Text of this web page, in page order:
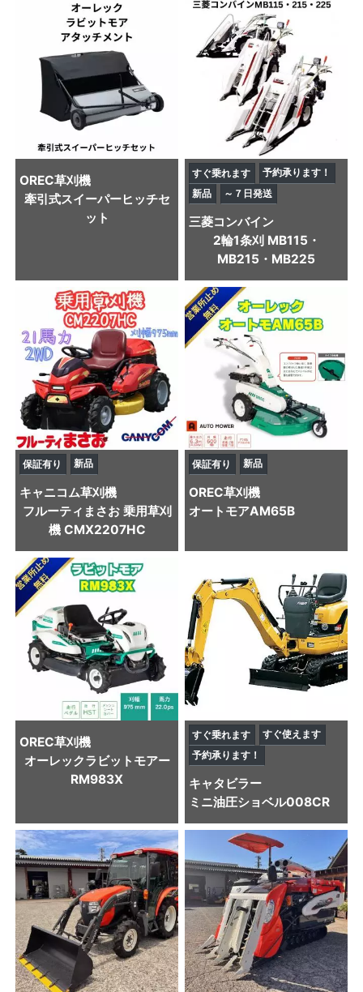
OREC草刈機
牽引式スイーパーヒッチセ
ット
すぐ乗れます
予約承ります！
新品
～７日発送
三菱コンバイン
2輪1条刈 MB115・
MB215・MB225
保証有り 新品
キャニコム草刈機
フルーティまさお 乗用草刈
機 CMX2207HC
保証有り 新品
OREC草刈機
オートモアAM65B
OREC草刈機
オーレックラビットモアー
RM983X
すぐ乗れます
すぐ使えます
予約承ります！
キャタビラー
ミニ油圧ショベル008CR